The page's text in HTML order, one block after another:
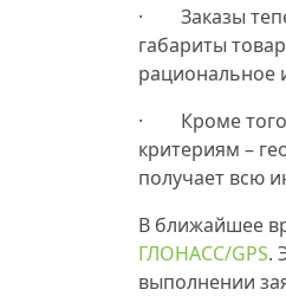
· Заказы
габариты
рациональное
· Кроме того,
критериям –
получает всю
В ближайшее
ГЛОНАСС/GPS.
выполнении